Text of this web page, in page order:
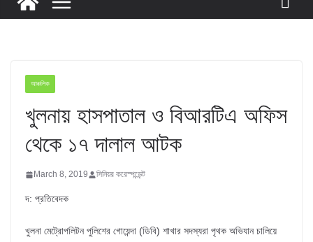
আঞ্চলিক
খুলনায় হাসপাতাল ও বিআরটিএ অফিস
থেকে ১৭ দালাল আটক
March 8, 2019 সিনিয়র করেস্পন্ডেন্ট
দ: প্রতিবেদক
খুলনা মেট্রোপলিটন পুলিশের গোয়েন্দা (ডিবি) শাখার সদস্যরা পৃথক অভিযান চালিয়ে